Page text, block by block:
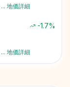
... 地価詳細
-1.7%
... 地価詳細